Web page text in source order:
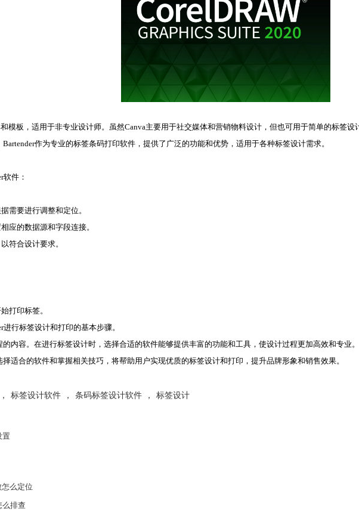
模板，适用于非专业设计师。虽然Canva主要用于社交媒体和营销物料设计，但也可用于简单的标签设
作为专业的标签条码打印软件，提供了广泛的功能和优势，适用于各种标签设计需求。
件：
需要进行调整和定位。
应的数据源和字段连接。
符合设计要求。
打印标签。
行标签设计和打印的基本步骤。
内容。在进行标签设计时，选择合适的软件能够提供丰富的功能和工具，使设计过程更加高效和专业
适合的软件和掌握相关技巧，将帮助用户实现优质的标签设计和打印，提升品牌形象和销售效果。
， 标签设计软件 ， 条码标签设计软件 ， 标签设计
置
怎么定位
么排查